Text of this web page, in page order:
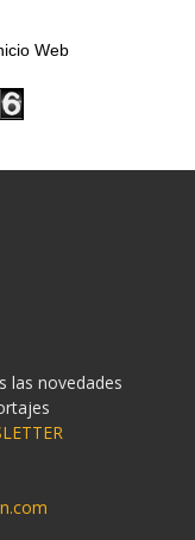
Web
las novedades